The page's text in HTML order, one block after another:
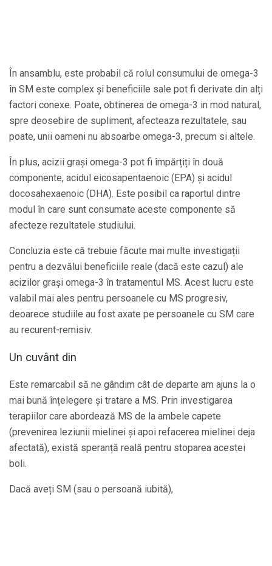
În ansamblu, este probabil că rolul consumului de omega-3
în SM este complex și beneficiile sale pot fi derivate din alți
factori conexe. Poate, obtinerea de omega-3 in mod natural,
spre deosebire de supliment, afecteaza rezultatele, sau
poate, unii oameni nu absoarbe omega-3, precum si altele.
În plus, acizii grași omega-3 pot fi împărțiți în două
componente, acidul eicosapentaenoic (EPA) și acidul
docosahexaenoic (DHA). Este posibil ca raportul dintre
modul în care sunt consumate aceste componente să
afecteze rezultatele studiului.
Concluzia este că trebuie făcute mai multe investigații
pentru a dezvălui beneficiile reale (dacă este cazul) ale
acizilor grași omega-3 în tratamentul MS. Acest lucru este
valabil mai ales pentru persoanele cu MS progresiv,
deoarece studiile au fost axate pe persoanele cu SM care
au recurent-remisiv.
Un cuvânt din
Este remarcabil să ne gândim cât de departe am ajuns la o
mai bună înțelegere și tratare a MS. Prin investigarea
terapiilor care abordează MS de la ambele capete
(prevenirea leziunii mielinei și apoi refacerea mielinei deja
afectată), există speranță reală pentru stoparea acestei
boli.
Dacă aveți SM (sau o persoană iubită),